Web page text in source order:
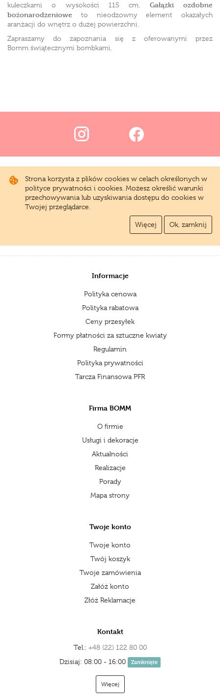
kuleczkami o wysokości 115 cm. Gałązki ozdobne
bożonarodzeniowe to nieodzowny element okazałych
aranżacji do wnętrz o dużej powierzchni.
Zapraszamy do zapoznania się z oferowanymi przez
Bomm świątecznymi bombkami.
Strona korzysta z plików cookies w celach określonych w
polityce prywatności i cookies. Możesz określić warunki
przechowywania lub uzyskiwania dostępu do cookies w
Twojej przeglądarce.
Więcej Ok, zamknij
Informacje
Polityka cenowa
Polityka rabatowa
Ceny przesyłek
Formy płatności za sztuczne kwiaty
Regulamin
Polityka prywatności
Tarcza Finansowa PFR
Firma BOMM
O firmie
Usługi i dekoracje
Aktualności
Realizacje
Porady
Mapa strony
Twoje konto
Twoje konto
Twój koszyk
Twoje zamówienia
Załóż konto
Złóż Reklamacje
Kontakt
Tel.: +48 (22) 122 80 00
Dzisiaj: 08:00 - 16:00
Zamknięte
Więcej